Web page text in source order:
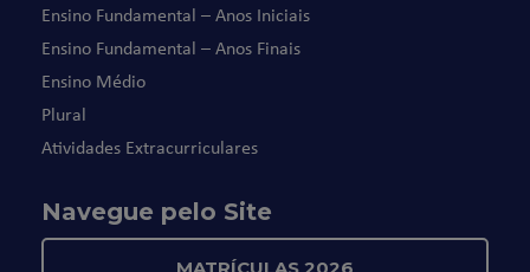
Ensino Fundamental – Anos Iniciais
Ensino Fundamental – Anos Finais
Ensino Médio
Plural
Atividades Extracurriculares
Navegue pelo Site